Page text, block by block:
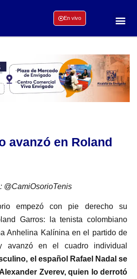
En vivo
avanzó en Roland
@CamiOsorioTenis
empezó con pie derecho su
Garros: la tenista colombiano
Anhelina Kalínina en el partido de
avanzó en el cuadro individual
el español Rafael Nadal se
Zverev, quien lo derrotó